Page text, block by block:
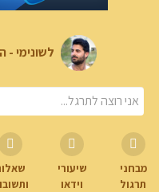
לשונימי -
מבחני
תרגול
שיעורי
וידאו